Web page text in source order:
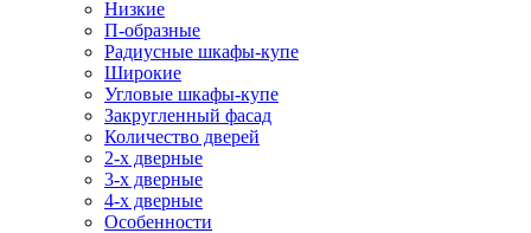
Низкие
П-образные
Радиусные шкафы-купе
Широкие
Угловые шкафы-купе
Закругленный фасад
Количество дверей
2-х дверные
3-х дверные
4-х дверные
Особенности